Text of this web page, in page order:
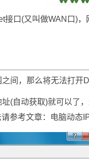
接口(又叫做WAN口)
间，那么将无法打开
址(自动获取)就可以了
参考文章： 电脑动态